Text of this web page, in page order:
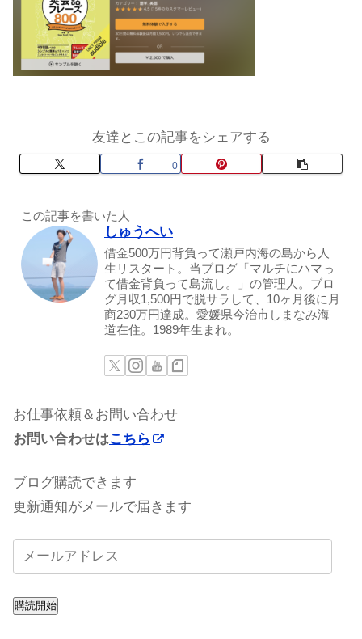
友達とこの記事をシェアする
0
この記事を書いた人
しゅうへい
借金500万円背負って瀬戸内海の島から人
生リスタート。当ブログ「マルチにハマっ
て借金背負って島流し。」の管理人。ブロ
グ月収1,500円で脱サラして、10ヶ月後に月
商230万円達成。愛媛県今治市しまなみ海
道在住。1989年生まれ。
お仕事依頼＆お問い合わせ
お問い合わせはこちら
ブログ購読できます
更新通知がメールで届きます
購読開始